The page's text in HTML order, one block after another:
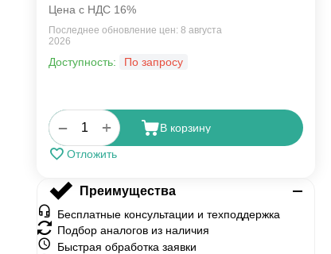
Цена с НДС 16%
Последнее обновление цен: 8 августа
2026
Доступность: По запросу
+
− В корзину
Отложить
Преимущества
Бесплатные консультации и техподдержка
Подбор аналогов из наличия
Быстрая обработка заявки